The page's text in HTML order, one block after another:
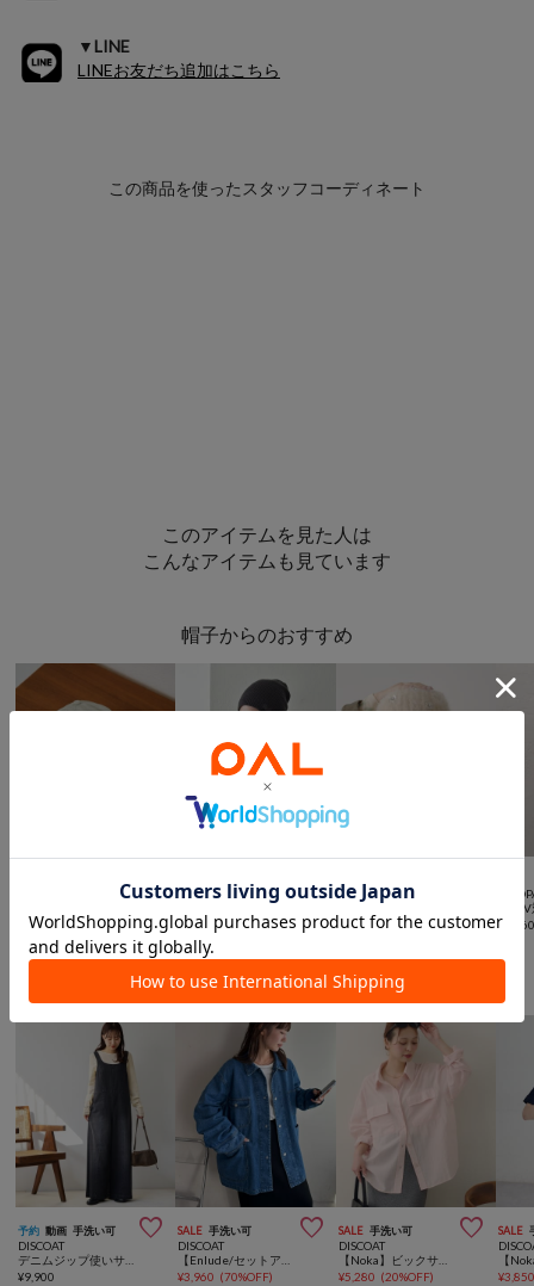
▼LINE
LINEお友だち追加はこちら
このアイテムを見た人は
こんなアイテムも見ています
帽子からのおすすめ

GALLARDAGALANTE
6,050 (50%OFF)

DISCOAT
¥990 77%OFF)
Kastane
¥4,620 ¥
DISCOATからのおすすめ
予約 動画 手洗い可 
DISCOAT
¥9,900
SALE 手洗い可 
DISCOAT
¥3,960 (70%OFF)
SALE 手洗い可 
DISCOAT
【Noka】ビックサファリシャツ
¥5,280 (20%OFF)
SALE
¥